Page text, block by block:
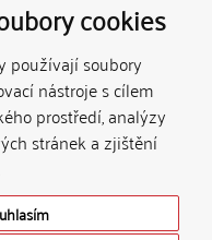
cookies
používají soubory
nástroje s cílem
prostředí, analýzy
stránek a zjištění